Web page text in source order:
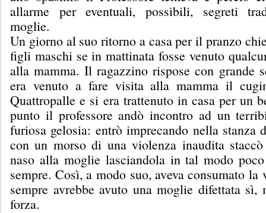
allarme per eventuali, possibili, segreti
moglie.
Un giorno al suo ritorno a casa per il pranzo
figli maschi se in mattinata fosse venuto
alla mamma. Il ragazzino rispose con grande
era venuto a fare visita alla mamma il
Quattropalle e si era trattenuto in casa per un
punto il professore andò incontro ad un
furiosa gelosia: entrò imprecando nella stanza
con un morso di una violenza inaudita
naso alla moglie lasciandola in tal modo
sempre. Così, a modo suo, aveva consumato la
sempre avrebbe avuto una moglie difettata sì,
forza.